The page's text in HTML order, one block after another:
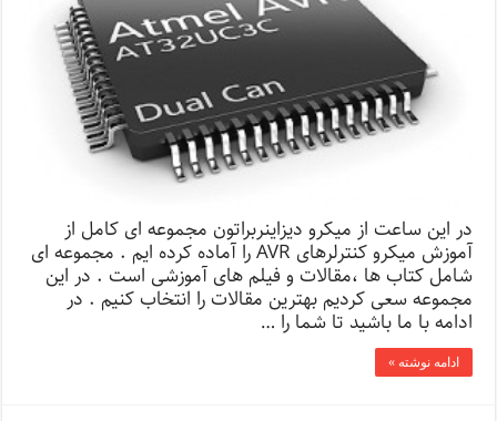
در این ساعت از میکرو دیزاینربراتون مجموعه ای کامل از
آموزش میکرو کنترلرهای AVR را آماده کرده ایم . مجموعه ای
شامل کتاب ها ،مقالات و فیلم های آموزشی است . در این
مجموعه سعی کردیم بهترین مقالات را انتخاب کنیم . در
ادامه با ما باشید تا شما را …
ادامه نوشته »